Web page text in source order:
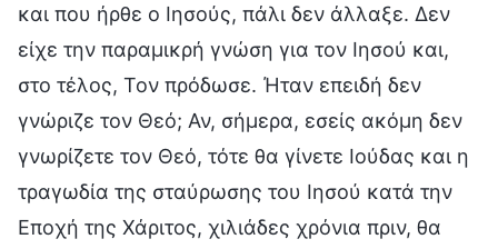
και που ήρθε ο Ιησούς, πάλι δεν άλλαξε. Δεν
είχε την παραμικρή γνώση για τον Ιησού και,
στο τέλος, Τον πρόδωσε. Ήταν επειδή δεν
γνώριζε τον Θεό; Αν, σήμερα, εσείς ακόμη δεν
γνωρίζετε τον Θεό, τότε θα γίνετε Ιούδας και η
τραγωδία της σταύρωσης του Ιησού κατά την
Εποχή της Χάριτος, χιλιάδες χρόνια πριν, θα